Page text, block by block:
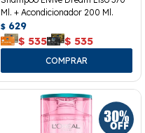
Ml. + Acondicionador 200 Ml.
$ 629
$ 535 $ 535